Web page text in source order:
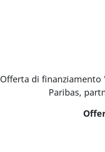
Offerta di finanziamento
Paribas,